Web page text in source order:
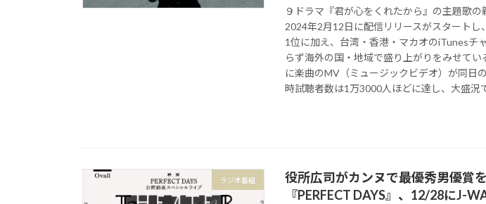
９ドラマ『君が心をくれたから』の主題歌
2024年2月12日に配信リリースがスタートし
1位に加え、台湾・香港・マカオのiTunesチ
らず海外の国・地域で盛り上がりをみせて
に楽曲のMV（ミュージックビデオ）が同日
時試聴者数は1万3000人ほどに達し、大盛況
ラジオ番組
役所広司がカンヌで最優秀男優賞
『PERFECT DAYS』、12/28にJ-